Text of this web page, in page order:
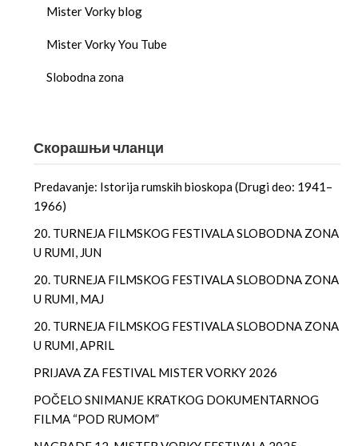
Mister Vorky blog
Mister Vorky You Tube
Slobodna zona
Скорашњи чланци
Predavanje: Istorija rumskih bioskopa (Drugi deo: 1941–
1966)
20. TURNEJA FILMSKOG FESTIVALA SLOBODNA ZONA
U RUMI, JUN
20. TURNEJA FILMSKOG FESTIVALA SLOBODNA ZONA
U RUMI, MAJ
20. TURNEJA FILMSKOG FESTIVALA SLOBODNA ZONA
U RUMI, APRIL
PRIJAVA ZA FESTIVAL MISTER VORKY 2026
POČELO SNIMANJE KRATKOG DOKUMENTARNOG
FILMA “POD RUMOM”